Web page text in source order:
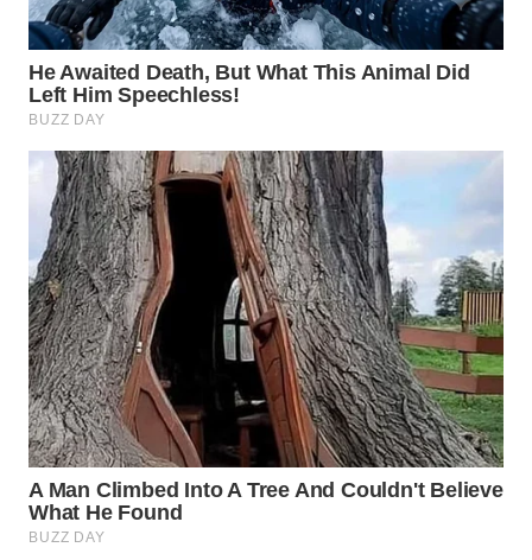
WAHANANEWS
ID
WAHANANEWS
CO ID
WAHANANEWS
NET
WAHANA
SPORT
WAHANA
UMKM
WAHANA
WAHANA